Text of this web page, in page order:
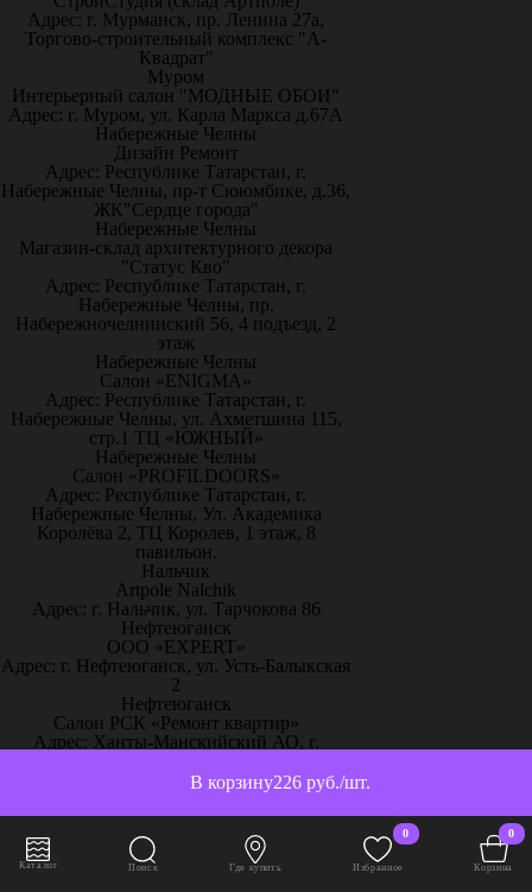
226 руб./шт.
В корзину
Адрес: г. Мурманск, пр. Ленина 27а,
Торгово-строительный комплекс "А-
Квадрат"
Муром
Интерьерный салон "МОДНЫЕ ОБОИ"
Адрес: г. Муром, ул. Карла Маркса д.67А
Набережные Челны
Дизайн Ремонт
Адрес: Республике Татарстан, г.
Набережные Челны, пр-т Сююмбике, д.36,
ЖК"Сердце города"
Набережные Челны
Магазин-склад архитектурного декора
"Статус Кво"
Адрес: Республике Татарстан, г.
Набережные Челны, пр.
Набережночелнинский 56, 4 подъезд, 2
этаж
Набережные Челны
Салон «ENIGMA»
Адрес: Республике Татарстан, г.
Набережные Челны, ул. Ахметшина 115,
стр.1 ТЦ «ЮЖНЫЙ»
Набережные Челны
Салон «PROFILDOORS»
Адрес: Республике Татарстан, г.
Набережные Челны, Ул. Академика
Королёва 2, ТЦ Королев, 1 этаж, 8
павильон.
Нальчик
Artpole Nalchik
Адрес: г. Нальчик, ул. Тарчокова 86
Нефтеюганск
ООО «EXPERT»
Адрес: г. Нефтеюганск, ул. Усть-Балыкская
2
Нефтеюганск
Салон РСК «Ремонт квартир»
Адрес: Ханты-Манскийский АО, г.
Нижневартовск
ДЕКОРАДО
Адрес: г. Нижневартовск, ул. Северная
,39,строение 20 (Строительный
гипермаркет Декорадо, 2 этаж студия
заказов)
Каталог Поиск Где купить
0
Избранное
0
Корзина